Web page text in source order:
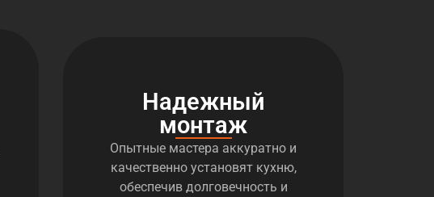
Надежный
монтаж
Опытные мастера аккуратно и
качественно установят кухню,
обеспечив долговечность и